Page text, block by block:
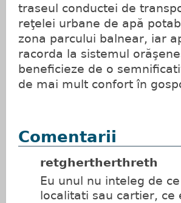
traseul conductei de
reţelei urbane de apă
zona parcului balnear, iar
racorda la sistemul
beneficieze de o
de mai mult confort în
Comentarii
retghertherthreth
Eu unul nu inteleg de
localitati sau cartier,